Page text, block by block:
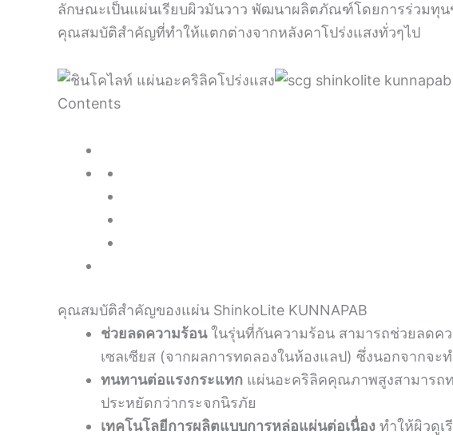
ลักษณะเป็นแผ่นเรียบผิวมันวาว พัฒนาผลิตภัณฑ์โดยการร่วมทุน
คุณสมบัติสำคัญที่ทำให้แตกต่างจากหลังคาโปร่งแสงทั่วๆไป
Contents
คุณสมบัติสำคัญของแผ่น ShinkoLite KUNNAPAB
ช่วยลดความร้อนในรุ่นที่กันความร้อน สามารถช่วยลดค
เซลเซียส (จากผลการทดลองในห้องแลป) ซึ่งนอกจากจ
ทนทานต่อแรงกระแทก แผ่นอะคริลิคคุณภาพสูงสามารถท
ประหยัดกว่ากระจกนิรภัย
เทคโนโลยีการผลิตแบบการหล่อแผ่นต่อเนื่อง ทำให้ผิวดูเ